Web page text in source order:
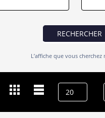
RECHERCHER
L’affiche que vous